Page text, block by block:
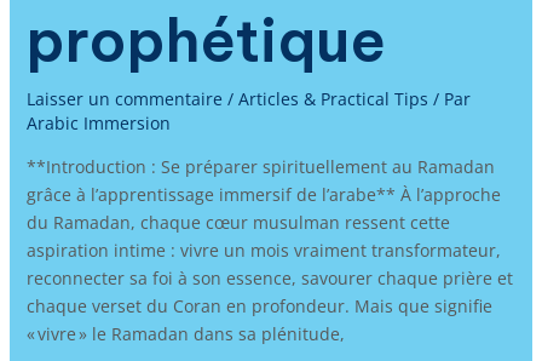
prophétique
Laisser un commentaire / Articles & Practical Tips / Par
Arabic Immersion
**Introduction : Se préparer spirituellement au Ramadan
grâce à l’apprentissage immersif de l’arabe** À l’approche
du Ramadan, chaque cœur musulman ressent cette
aspiration intime : vivre un mois vraiment transformateur,
reconnecter sa foi à son essence, savourer chaque prière et
chaque verset du Coran en profondeur. Mais que signifie
« vivre » le Ramadan dans sa plénitude,